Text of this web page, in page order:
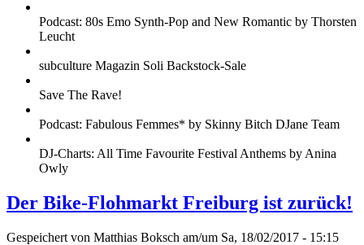
Podcast: 80s Emo Synth-Pop and New Romantic by Thorsten
Leucht
subculture Magazin Soli Backstock-Sale
Save The Rave!
Podcast: Fabulous Femmes* by Skinny Bitch DJane Team
DJ-Charts: All Time Favourite Festival Anthems by Anina
Owly
Der Bike-Flohmarkt Freiburg ist zurück!
Gespeichert von Matthias Boksch am/um Sa, 18/02/2017 - 15:15